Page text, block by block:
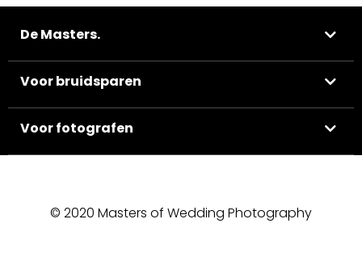
De Masters.
Voor bruidsparen
Voor fotografen
© 2020 Masters of Wedding Photography